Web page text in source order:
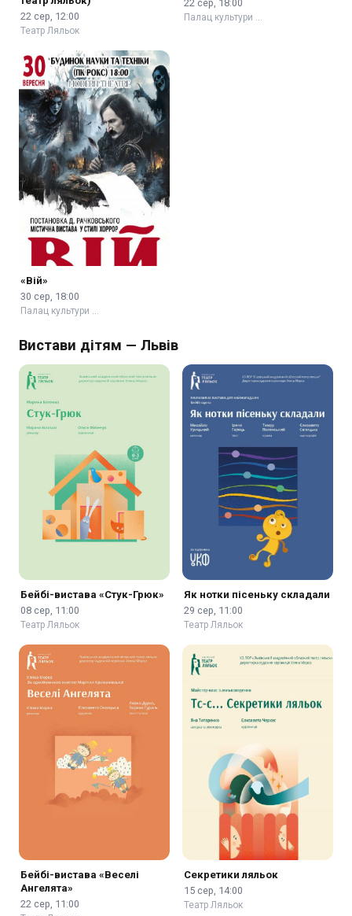
22 сер, 12:00
Театр Ляльок
22 сер, 18:00
Палац культури …
«Вій»
30 сер, 18:00
Палац культури …
Вистави дітям — Львів
Бейбі-вистава «Стук-Грюк»
08 сер, 11:00
Театр Ляльок
Як нотки пісеньку складали
29 сер, 11:00
Театр Ляльок
Бейбі-вистава «Веселі
Ангелята»
22 сер, 11:00
Секретики ляльок
15 сер, 14:00
Театр Ляльок